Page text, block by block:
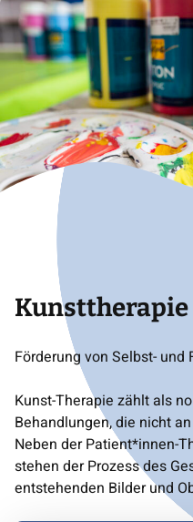
Kunsttherapie
Förderung von Selbst-
Kunst-Therapie zählt als
Behandlungen, die nicht
Neben der Patient*innen-
stehen der Prozess des
entstehenden Bilder und